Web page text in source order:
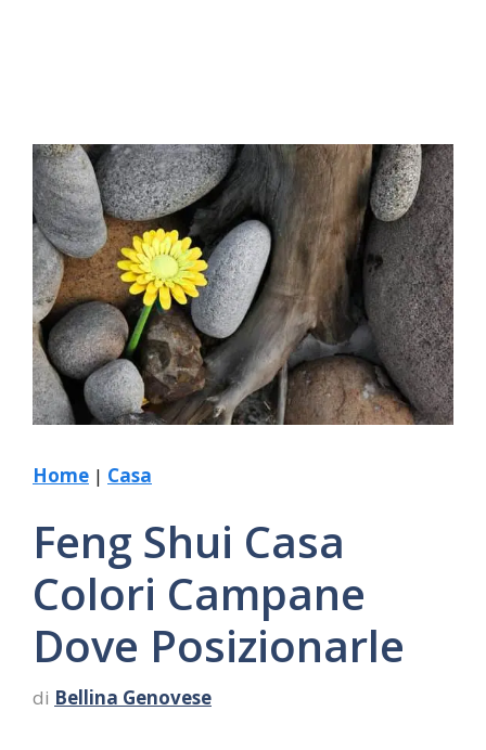
Home | Casa
Feng Shui Casa
Colori Campane
Dove Posizionarle
di Bellina Genovese